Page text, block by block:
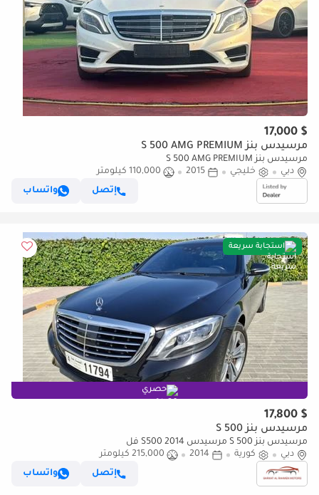
$ 17,000
مرسيدس بنز S 500 AMG PREMIUM
مرسيدس بنز S 500 AMG PREMIUM
دبي
خليجي 2015
110,000 كيلومتر
إتصل
واتساب
استجابة سريعة
حصري
$ 17,800
مرسيدس بنز S 500
مرسيدس بنز S 500 مرسيدس S500 2014 فل
دبي
كورية 2014
215,000 كيلومتر
إتصل
واتساب